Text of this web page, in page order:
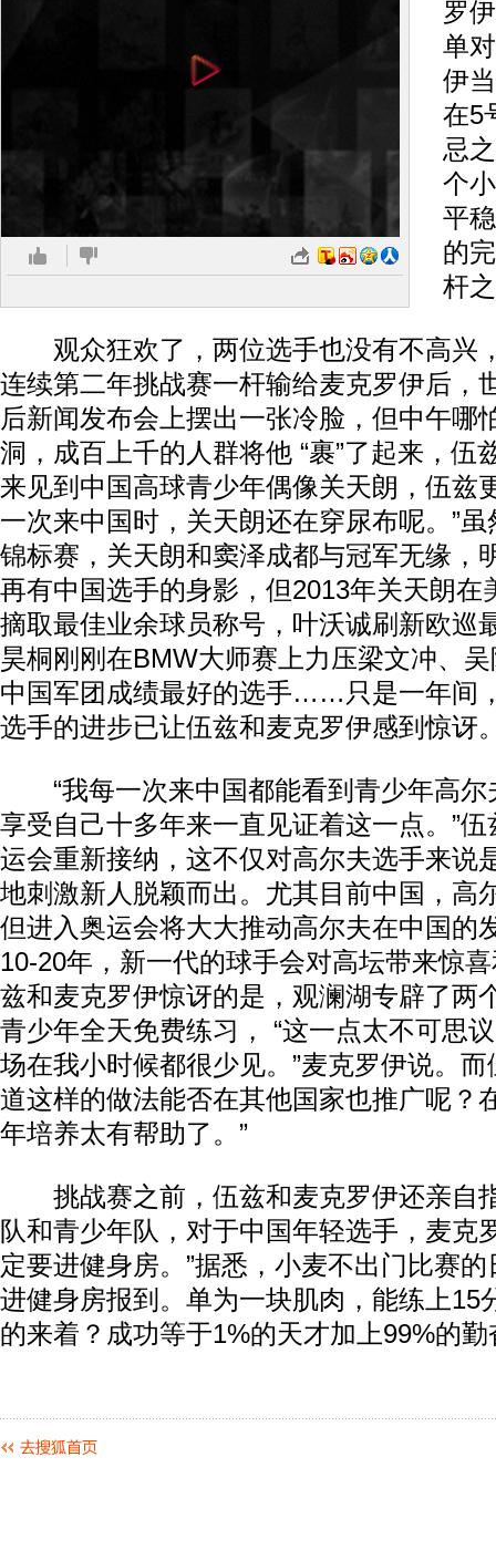
罗
单
伊
在5
忌
个
平
的
杆
观众狂欢了，两位选手也没有不高兴
连续第二年挑战赛一杆输给麦克罗伊后，
后新闻发布会上摆出一张冷脸，但中午哪
洞，成百上千的人群将他 “裹”了起来，伍
来见到中国高球青少年偶像关天朗，伍兹
一次来中国时，关天朗还在穿尿布呢。”
锦标赛，关天朗和窦泽成都与冠军无缘，
再有中国选手的身影，但2013年关天朗在
摘取最佳业余球员称号，叶沃诚刷新欧巡
昊桐刚刚在BMW大师赛上力压梁文冲、
中国军团成绩最好的选手……只是一年间
选手的进步已让伍兹和麦克罗伊感到惊讶
“我每一次来中国都能看到青少年高尔
享受自己十多年来一直见证着这一点。”伍
运会重新接纳，这不仅对高尔夫选手来说
地刺激新人脱颖而出。尤其目前中国，高
但进入奥运会将大大推动高尔夫在中国的
10-20年，新一代的球手会对高坛带来惊
兹和麦克罗伊惊讶的是，观澜湖专辟了两
青少年全天免费练习， “这一点太不可思
场在我小时候都很少见。”麦克罗伊说。而
道这样的做法能否在其他国家也推广呢？
年培养太有帮助了。”
挑战赛之前，伍兹和麦克罗伊还亲自
队和青少年队，对于中国年轻选手，麦克
定要进健身房。”据悉，小麦不出门比赛
进健身房报到。单为一块肌肉，能练上15
的来着？成功等于1%的天才加上99%的勤